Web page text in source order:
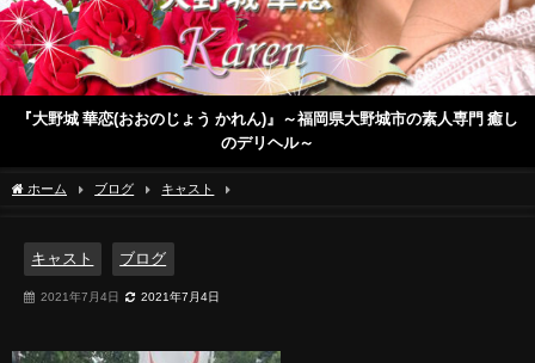
『大野城 華恋(おおのじょう かれん)』～福岡県大野城市の素人専門 癒し
のデリヘル～
ホーム ブログ キャスト
キャスト ブログ
2021年7月4日 2021年7月4日